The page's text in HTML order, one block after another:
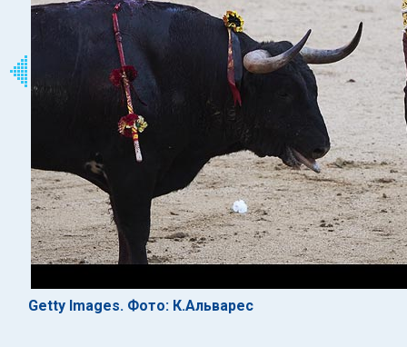
Getty Images. Фото: К.Альварес